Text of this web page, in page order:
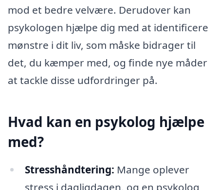
mod et bedre velvære. Derudover kan
psykologen hjælpe dig med at identificere
mønstre i dit liv, som måske bidrager til
det, du kæmper med, og finde nye måder
at tackle disse udfordringer på.
Hvad kan en psykolog hjælpe
med?
Stresshåndtering: Mange oplever
stress i dagligdagen, og en psykolog